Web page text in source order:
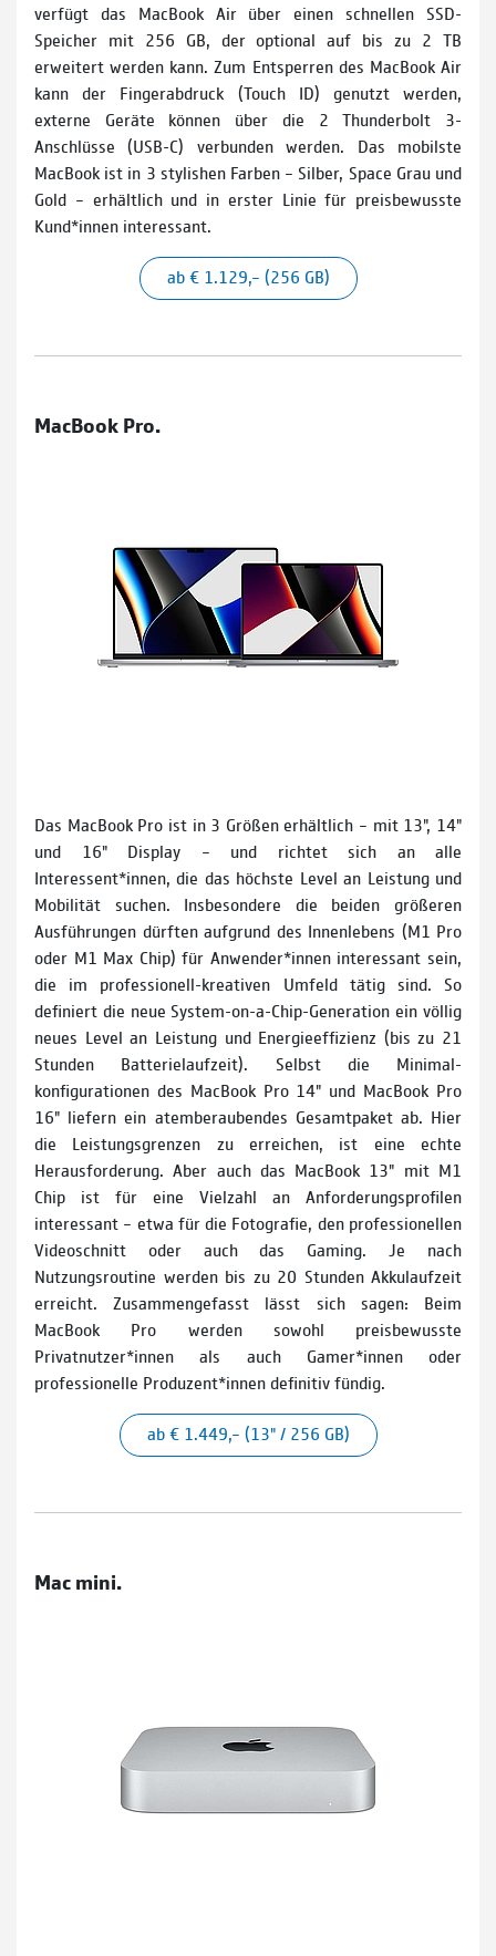
verfügt das MacBook Air über einen schnellen SSD-
Speicher mit 256 GB, der optional auf bis zu 2 TB
erweitert werden kann. Zum Entsperren des MacBook Air
kann der Fingerabdruck (Touch ID) genutzt werden,
externe Geräte können über die 2 Thunderbolt 3-
Anschlüsse (USB-C) verbunden werden. Das mobilste
MacBook ist in 3 stylishen Farben – Silber, Space Grau und
Gold – erhältlich und in erster Linie für preisbewusste
Kund*innen interessant.
ab € 1.129,– (256 GB)
MacBook Pro.
Das MacBook Pro ist in 3 Größen erhältlich – mit 13", 14"
und 16" Display – und richtet sich an alle
Interessent*innen, die das höchste Level an Leistung und
Mobilität suchen. Insbesondere die beiden größeren
Ausführungen dürften aufgrund des Innenlebens (M1 Pro
oder M1 Max Chip) für Anwender*innen interessant sein,
die im professionell-kreativen Umfeld tätig sind. So
definiert die neue System-on-a-Chip-Generation ein völlig
neues Level an Leistung und Energieeffizienz (bis zu 21
Stunden Batterielaufzeit). Selbst die Minimal­
konfigurationen des MacBook Pro 14" und MacBook Pro
16" liefern ein atemberaubendes Gesamtpaket ab. Hier
die Leistungsgrenzen zu erreichen, ist eine echte
Herausforderung. Aber auch das MacBook 13" mit M1
Chip ist für eine Vielzahl an Anforderungsprofilen
interessant – etwa für die Fotografie, den professionellen
Videoschnitt oder auch das Gaming. Je nach
Nutzungsroutine werden bis zu 20 Stunden Akkulaufzeit
erreicht. Zusammengefasst lässt sich sagen: Beim
MacBook Pro werden sowohl preisbewusste
Privatnutzer*innen als auch Gamer*innen oder
professionelle Produzent*innen definitiv fündig.
ab € 1.449,– (13" / 256 GB)
Mac mini.